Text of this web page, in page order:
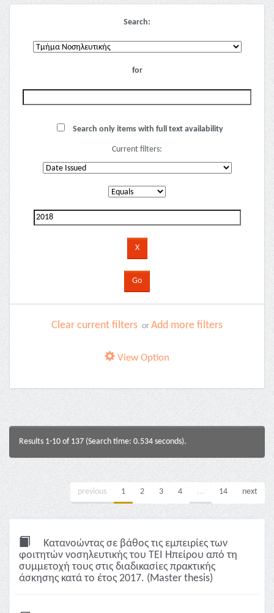
Search:
for
Search only items with full text availability
Current filters:
Clear current filters or Add more filters
View Option
Results 1-10 of 137 (Search time: 0.534 seconds).
previous 1 2 3 4 ... 14 next
Κατανοώντας σε βάθος τις εμπειρίες των
φοιτητών νοσηλευτικής του ΤΕΙ Ηπείρου από τη
συμμετοχή τους στις διαδικασίες πρακτικής
άσκησης κατά το έτος 2017. (Master thesis)